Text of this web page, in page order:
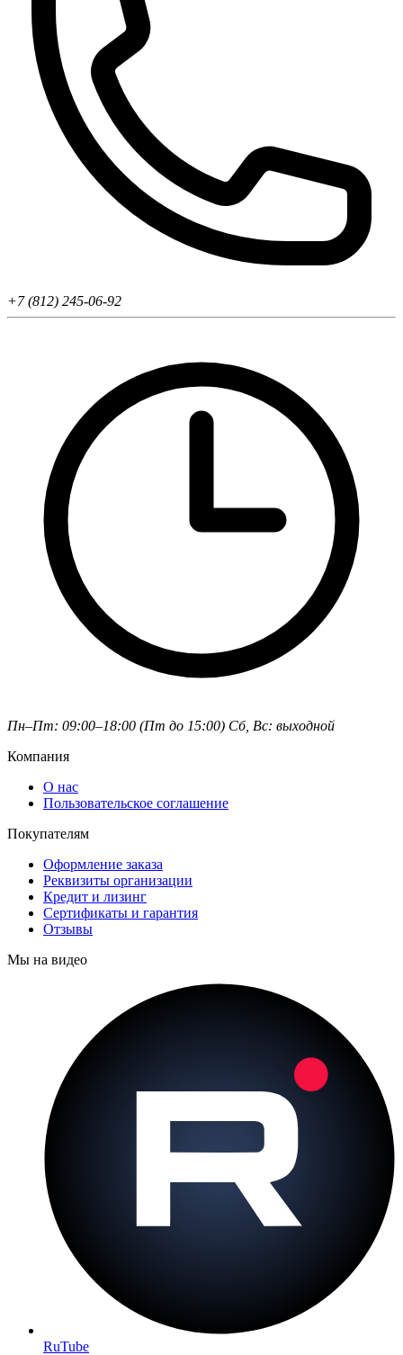
+7 (812) 245-06-92
Пн–Пт: 09:00–18:00 (Пт до 15:00) Сб, Вс: выходной
Компания
О нас
Пользовательское соглашение
Покупателям
Оформление заказа
Реквизиты организации
Кредит и лизинг
Сертификаты и гарантия
Отзывы
Мы на видео
RuTube